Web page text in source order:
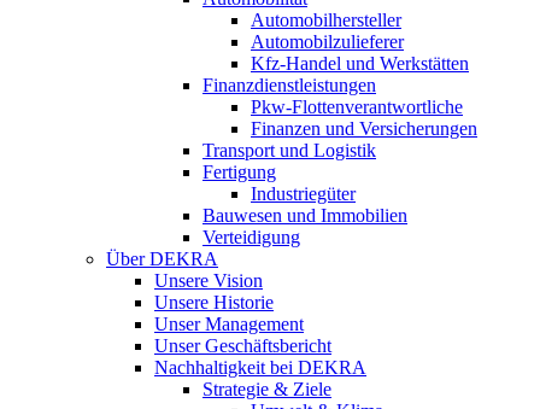
Automobilhersteller
Automobilzulieferer
Kfz-Handel und Werkstätten
Finanzdienstleistungen
Pkw‑Flottenverantwortliche
Finanzen und Versicherungen
Transport und Logistik
Fertigung
Industriegüter
Bauwesen und Immobilien
Verteidigung
Über DEKRA
Unsere Vision
Unsere Historie
Unser Management
Unser Geschäftsbericht
Nachhaltigkeit bei DEKRA
Strategie & Ziele